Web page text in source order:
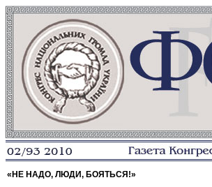
«НЕ НАДО, ЛЮДИ, БОЯТЬСЯ!»